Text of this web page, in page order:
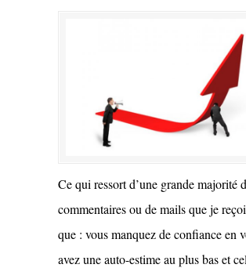
Ce qui ressort d’une grande majorité
commentaires ou de mails que je
que : vous manquez de confiance en
avez une auto-estime au plus bas et